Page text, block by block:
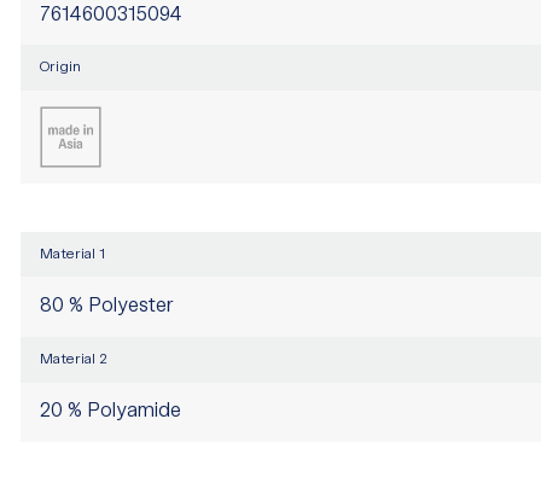
7614600315094
Origin
Material 1
80 % Polyester
Material 2
20 % Polyamide